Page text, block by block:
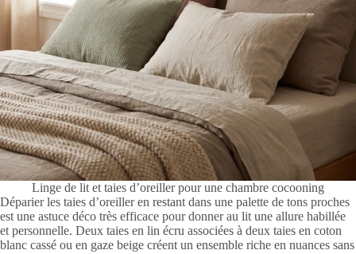
Linge de lit et taies d’oreiller pour une chambre cocooning
Déparier les taies d’oreiller en restant dans une palette de tons proches
est une astuce déco très efficace pour donner au lit une allure habillée
et personnelle. Deux taies en lin écru associées à deux taies en coton
blanc cassé ou en gaze beige créent un ensemble riche en nuances sans